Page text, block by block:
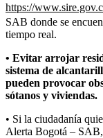
https://
SAB donde se
tiempo real.
• Evitar arrojar
sistema de
pueden provocar
sótanos y viviendas.
• Si la ciudadanía
Alerta Bogotá –